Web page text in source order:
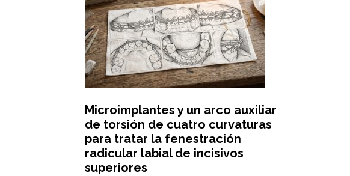
Microimplantes y un arco auxiliar
de torsión de cuatro curvaturas
para tratar la fenestración
radicular labial de incisivos
superiores